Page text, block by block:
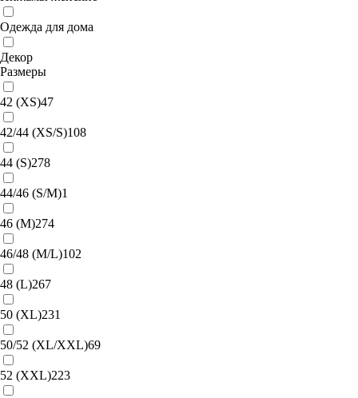
Одежда для дома
Декор
Размеры
42 (XS)47
42/44 (XS/S)108
44 (S)278
44/46 (S/M)1
46 (M)274
46/48 (M/L)102
48 (L)267
50 (XL)231
50/52 (XL/XXL)69
52 (XXL)223